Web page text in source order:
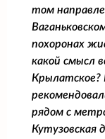
том
похоронах
какой смысл
Крылатское?
рядом с
Кутузовская